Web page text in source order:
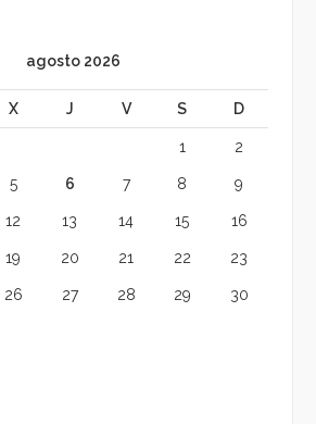
agosto 2026
X J V S D
1 2
5 6 7 8 9
12 13 14 15 16
19 20 21 22 23
26 27 28 29 30